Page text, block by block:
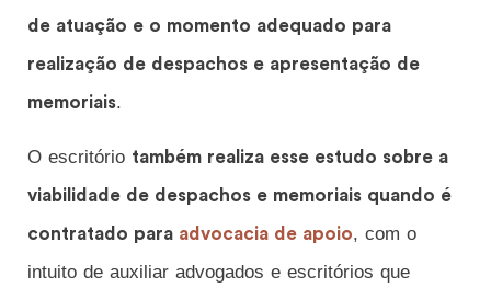
de atuação e o momento adequado para
realização de despachos e apresentação de
memoriais.
O escritório também realiza esse estudo sobre a
viabilidade de despachos e memoriais quando é
contratado para advocacia de apoio, com o
intuito de auxiliar advogados e escritórios que